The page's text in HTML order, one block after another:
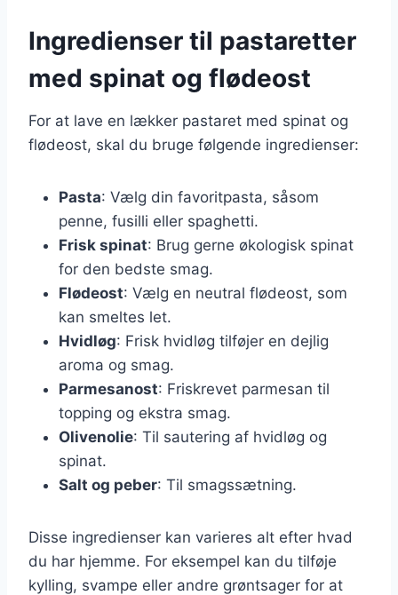
Ingredienser til pastaretter
med spinat og flødeost
For at lave en lækker pastaret med spinat og
flødeost, skal du bruge følgende ingredienser:
Pasta: Vælg din favoritpasta, såsom
penne, fusilli eller spaghetti.
Frisk spinat: Brug gerne økologisk spinat
for den bedste smag.
Flødeost: Vælg en neutral flødeost, som
kan smeltes let.
Hvidløg: Frisk hvidløg tilføjer en dejlig
aroma og smag.
Parmesanost: Friskrevet parmesan til
topping og ekstra smag.
Olivenolie: Til sautering af hvidløg og
spinat.
Salt og peber: Til smagssætning.
Disse ingredienser kan varieres alt efter hvad
du har hjemme. For eksempel kan du tilføje
kylling, svampe eller andre grøntsager for at